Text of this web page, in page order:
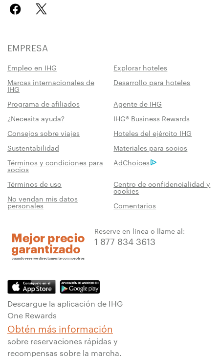
EMPRESA
Empleo en IHG
Explorar hoteles
Marcas internacionales de
IHG
Desarrollo para hoteles
Programa de afiliados
Agente de IHG
¿Necesita ayuda?
IHG® Business Rewards
Consejos sobre viajes
Hoteles del ejército IHG
Sustentabilidad
Materiales para socios
Términos y condiciones para
socios
AdChoices
Términos de uso Centro de confidencialidad y
cookies
No vendan mis datos
personales Comentarios
Reserve en línea o llame al:
1 877 834 3613
Descargue la aplicación de IHG
One Rewards
Obtén más información
sobre reservaciones rápidas y
recompensas sobre la marcha.